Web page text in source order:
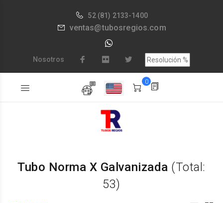
52 (81) 2133-1400
ventas@tubosregios.com
Nosotros
0
Tubo Norma X Galvanizada (Total:
53)